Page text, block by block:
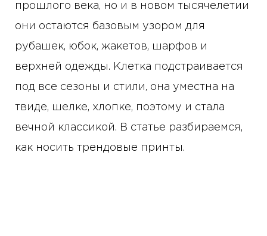
прошлого века, но и в новом тысячелетии
они остаются базовым узором для
рубашек, юбок, жакетов, шарфов и
верхней одежды. Клетка подстраивается
под все сезоны и стили, она уместна на
твиде, шелке, хлопке, поэтому и стала
вечной классикой. В статье разбираемся,
как носить трендовые принты.